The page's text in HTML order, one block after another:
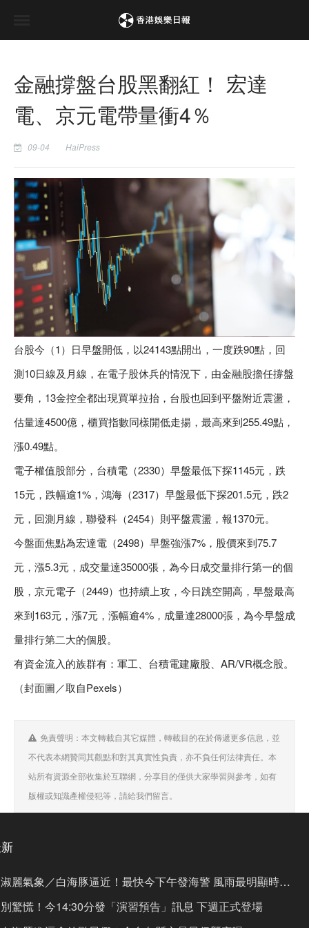
金融撐盤台股黑翻紅！ 宏達
電、京元電帶量衝4％
09-04 HaiPress
台股今（1）日早盤開低，以24143點開出，一度跌90點，回
測10日線及月線，在電子股休兵的情況下，由金融股擔任撐盤
要角，13金控全都出現買單拉抬，台股也回到平盤附近震盪，
估量達4500億，櫃買指數同樣開低走揚，最高來到255.49點，
漲0.49點。
電子權值股部分，台積電（2330）早盤最低下探1145元，跌
15元，跌幅逾1%，鴻海（2317）早盤最低下探201.5元，跌2
元，回測月線，聯發科（2454）則平盤震盪，報1370元。
今盤面焦點為宏達電（2498）早盤強漲7%，股價來到75.7
元，漲5.3元，成交量達35000張，為今日成交量排行第一的個
股，京元電子（2449）也持續上攻，今日跳空開高，早盤最高
來到163元，漲7元，漲幅逾4%，成量達28000張，為今早盤成
量排行第二大的個股。
有資金流入的族群有：軍工、台積電建廠股、AR/VR概念股。
（封面圖／取自Pexels）
免責聲明：本文轉載自其它媒體，轉載目的在於傳遞更多信息，並
不代表本網贊同其觀點和對其真實性負責，亦不負任何法律責任。本
站所有資源全部收集於互聯網，分享目的僅供大家學習與參考，如有
版權或知識產權侵犯等，請給我們留言。
淑麗氣象／白海豚逼近！最快今下午發海警 風雨最明顯時間
別驚慌！今14:30分發「演習預告」訊息 下週正式登場